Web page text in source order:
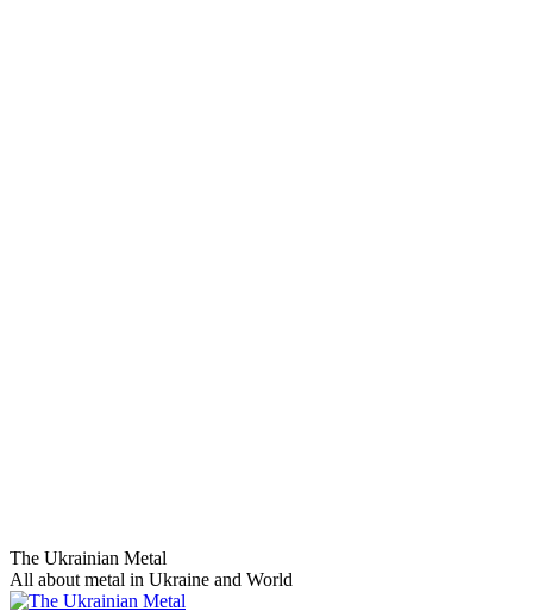
Skip
to
content
The Ukrainian Metal
All about metal in Ukraine and World